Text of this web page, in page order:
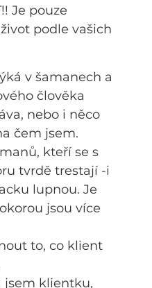
Je pouze
podle vašich
v šamanech a
člověka
nebo i něco
čem jsem.
kteří se s
tvrdě trestají -i
lupnou. Je
jsou více
to, co klient
jsem klientku,